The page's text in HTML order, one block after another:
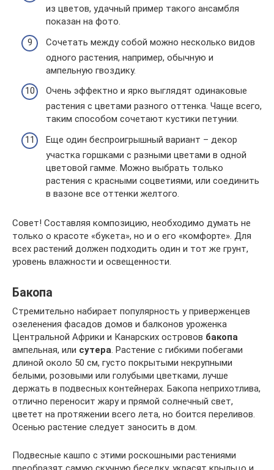
из цветов, удачный пример такого ансамбля
показан на фото.
Сочетать между собой можно несколько видов
одного растения, например, обычную и
ампельную гвоздику.
Очень эффектно и ярко выглядят одинаковые
растения с цветами разного оттенка. Чаще всего,
таким способом сочетают кустики петунии.
Еще один беспроигрышный вариант – декор
участка горшками с разными цветами в одной
цветовой гамме. Можно выбрать только
растения с красными соцветиями, или соединить
в вазоне все оттенки желтого.
Совет! Составляя композицию, необходимо думать не
только о красоте «букета», но и о его «комфорте». Для
всех растений должен подходить один и тот же грунт,
уровень влажности и освещенности.
Бакопа
Стремительно набирает популярность у приверженцев
озеленения фасадов домов и балконов уроженка
Центральной Африки и Канарских островов бакопа
ампельная, или сутера. Растение с гибкими побегами
длиной около 50 см, густо покрытыми некрупными
белыми, розовыми или голубыми цветками, лучше
держать в подвесных контейнерах. Бакопа неприхотлива,
отлично переносит жару и прямой солнечный свет,
цветет на протяжении всего лета, но боится переливов.
Осенью растение следует заносить в дом.
Подвесные кашпо с этими роскошными растениями